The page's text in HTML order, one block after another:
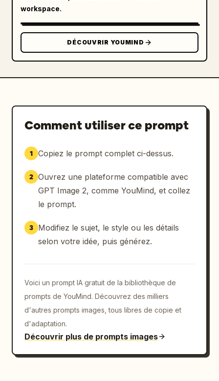
atmosphère créative accueillante, des
accessoires très détaillés et une composition
cinématographique soignée qui ressemble à une
illustration promotionnelle inspirante pour
workspace.
DÉCOUVRIR YOUMIND
Comment utiliser ce prompt
1 Copiez le prompt complet ci-dessus.
2 Ouvrez une plateforme compatible avec
GPT Image 2, comme YouMind, et collez
le prompt.
3
Modifiez le sujet, le style ou les détails
selon votre idée, puis générez.
Voici un prompt IA gratuit de la bibliothèque de
prompts de YouMind. Découvrez des milliers
d'autres prompts images, tous libres de copie et
d'adaptation.
Découvrir plus de prompts images